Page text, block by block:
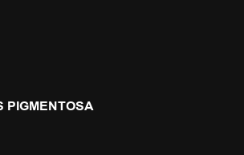
PIGMENTOSA